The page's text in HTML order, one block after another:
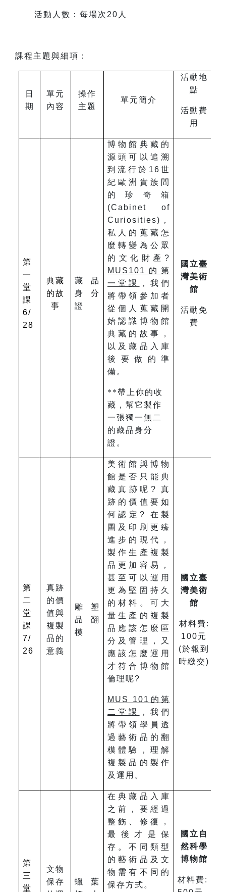
活動人數：每場次20人
課程主題與細項：
日
期
單元
內容
操作
主題
單元簡介
活動地
點
活動費
用
第
一
堂
課
6/
28
典藏
的故
事
藏品
身分
證
博物館典藏的
源頭可以追溯
到流行於16世
紀歐洲貴族間
的珍奇箱
(Cabinet of
Curiosities)，
私人的蒐藏怎
麼轉變為公眾
的文化財產?
MUS101
的第
一堂課
，我們
將帶領參加者
從個人蒐藏開
始認識博物館
典藏的故事，
以及藏品入庫
後要做的準
備。
**帶上你的收
藏，幫它製作
一張獨一無二
的藏品身分
證。
國立臺
灣美術
館
活動免
費
第
二
堂
課
7/
26
真跡
的價
值與
複製
品的
意義
雕塑
品翻
模
美術館與博物
館是否只能典
藏真跡呢? 真
跡的價值要如
何認定? 在製
圖及印刷更臻
進步的現代，
製作生產複製
品更加容易，
甚至可以運用
更為堅固持久
的材料。可大
量生產的複製
品應該怎麼區
分及管理，又
應該怎麼運用
才符合博物館
倫理呢?
MUS 101 的第
二堂課
，我們
將帶領學員透
過藝術品的翻
模體驗，理解
複製品的製作
及運用。
國立臺
灣美術
館
材料費:
100元
(於報到
時繳交)
第
三
堂
文物
保存
蠟葉
在典藏品入庫
之前，要經過
整飭、修復，
最後才是保
存。不同類型
的藝術品及文
物需有不同的
保存方式。
國立自
然科學
博物館
材料費: